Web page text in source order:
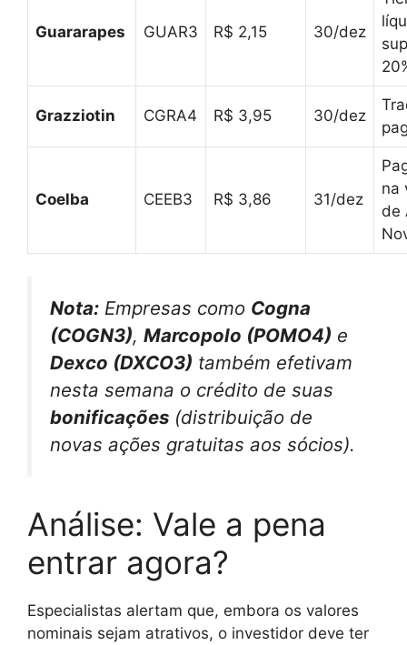
Guararapes GUAR3 R$ 2,15 30/dez
Grazziotin CGRA4 R$ 3,95 30/dez
Coelba CEEB3 R$ 3,86 31/dez
na
de
Nota: Empresas como Cogna
(COGN3), Marcopolo (POMO4) e
Dexco (DXCO3) também efetivam
nesta semana o crédito de suas
bonificações (distribuição de
novas ações gratuitas aos sócios).
Análise: Vale a pena
entrar agora?
Especialistas alertam que, embora os valores
nominais sejam atrativos, o investidor deve ter